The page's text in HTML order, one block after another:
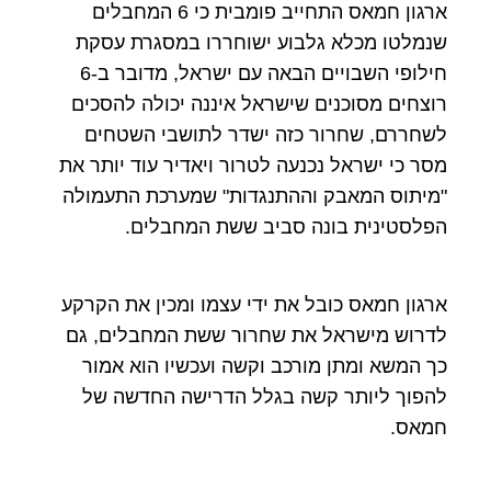
ארגון חמאס התחייב פומבית כי 6 המחבלים
שנמלטו מכלא גלבוע ישוחררו במסגרת עסקת
חילופי השבויים הבאה עם ישראל, מדובר ב-6
רוצחים מסוכנים שישראל איננה יכולה להסכים
לשחררם, שחרור כזה ישדר לתושבי השטחים
מסר כי ישראל נכנעה לטרור ויאדיר עוד יותר את
"מיתוס המאבק וההתנגדות" שמערכת התעמולה
הפלסטינית בונה סביב ששת המחבלים.
ארגון חמאס כובל את ידי עצמו ומכין את הקרקע
לדרוש מישראל את שחרור ששת המחבלים, גם
כך המשא ומתן מורכב וקשה ועכשיו הוא אמור
להפוך ליותר קשה בגלל הדרישה החדשה של
חמאס.